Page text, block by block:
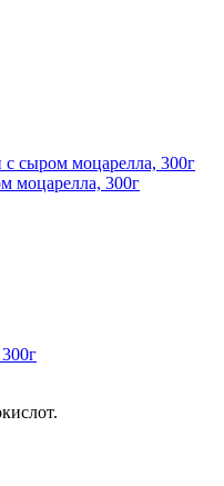
моцарелла, 300г